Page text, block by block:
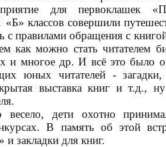
для первоклашек
классов совершили
с правилами обращения с
как можно стать читателем
и многое др. И всё это было
юных читателей - загадки,
выставка книг и т.д.,
весело, дети охотно
В память об этой
закладки для книг.